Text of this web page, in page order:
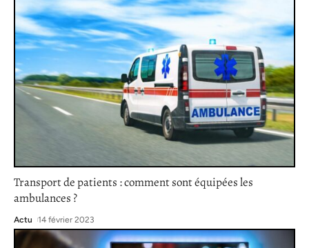
Transport de patients : comment sont équipées les
ambulances ?
Actu 14 février 2023